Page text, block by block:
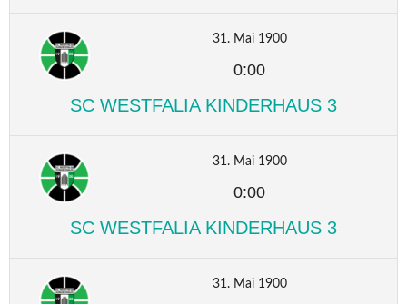
31. Mai 1900
0:00
SC WESTFALIA KINDERHAUS 3
31. Mai 1900
0:00
SC WESTFALIA KINDERHAUS 3
31. Mai 1900